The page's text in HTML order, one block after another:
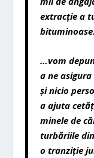
extracție a
bituminoase.
…vom
a ne asigura
și nicio
a ajuta cetăț
minele de că
turbăriile
o tranziție